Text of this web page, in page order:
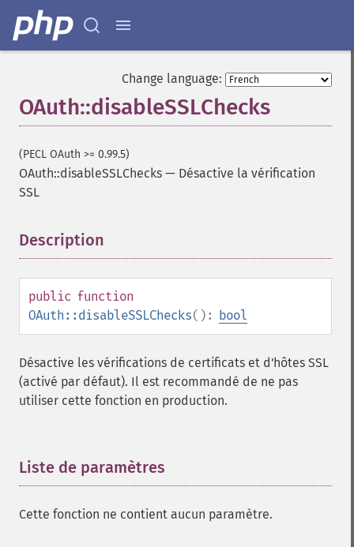
Change language:
OAuth::disableSSLChecks
(PECL OAuth >= 0.99.5)
OAuth::disableSSLChecks — Désactive la vérification
SSL
Description
public function
OAuth::disableSSLChecks(): bool
Désactive les vérifications de certificats et d'hôtes SSL
(activé par défaut). Il est recommandé de ne pas
utiliser cette fonction en production.
Liste de paramètres
Cette fonction ne contient aucun paramètre.